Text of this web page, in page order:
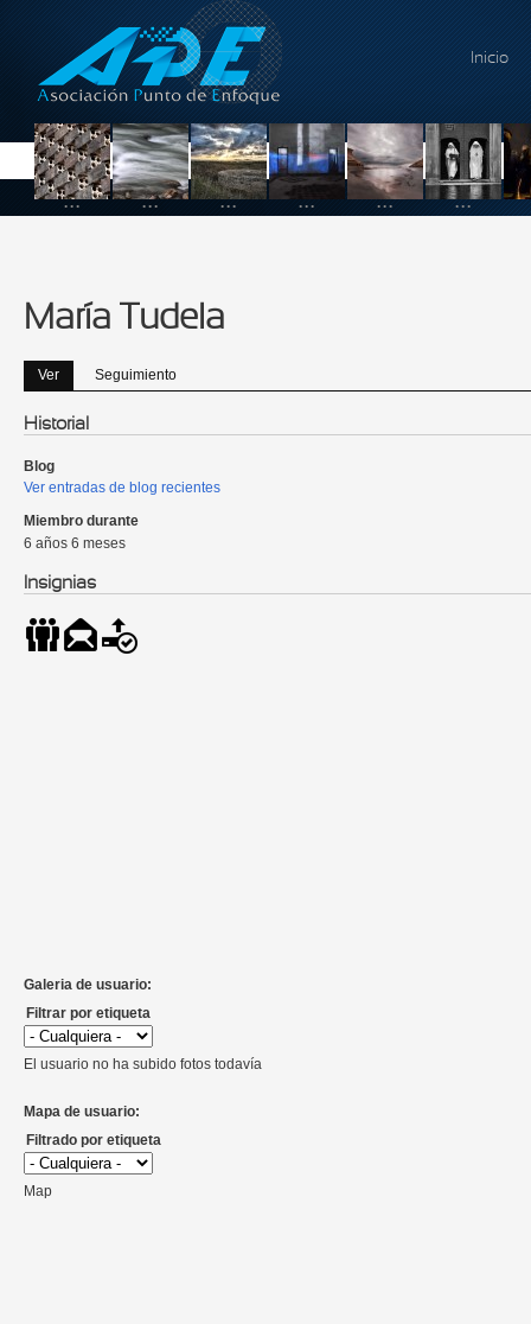
Inicio
... ... ... ... ... ...
María Tudela
Solapas principales
Ver (solapa activa)
Seguimiento
Historial
Blog
Ver entradas de blog recientes
Miembro durante
6 años 6 meses
Insignias
Galeria de usuario:
Filtrar por etiqueta
El usuario no ha subido fotos todavía
Mapa de usuario:
Filtrado por etiqueta
Map